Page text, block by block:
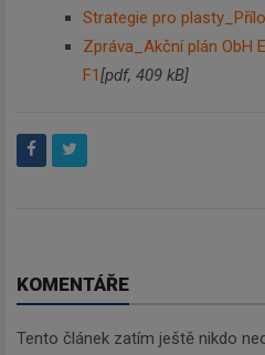
Strategie pro
Zpráva_Akční plán ObH
F1[pdf, 409 kB]
KOMENTÁŘE
Tento článek zatím ještě nikdo